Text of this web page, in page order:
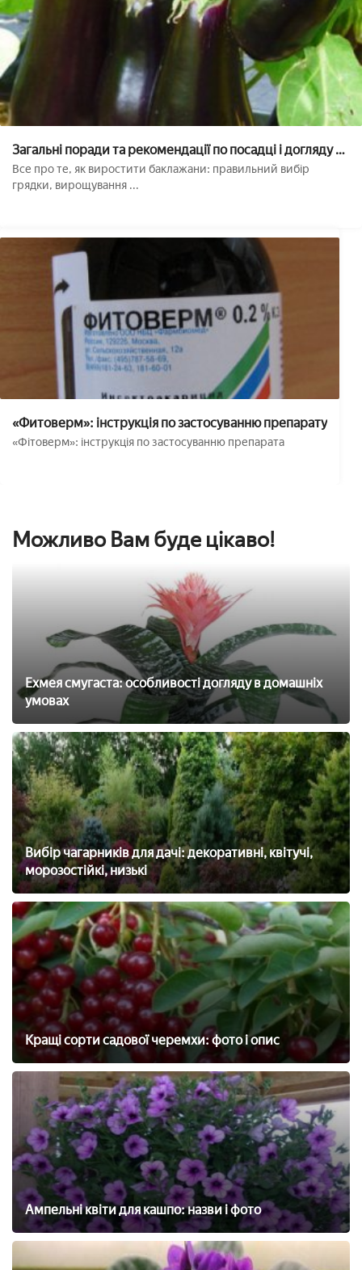
Загальні поради та рекомендації по посадці і догляду за
баклажанами у відкритому грунті
Все про те, як виростити баклажани: правильний вибір
грядки, вирощування ...
«Фитоверм»: інструкція по застосуванню препарату
«Фітоверм»: інструкція по застосуванню препарата
Можливо Вам буде цікаво!
Ехмея смугаста: особливості догляду в домашніх
умовах
Вибір чагарників для дачі: декоративні, квітучі,
морозостійкі, низькі
Кращі сорти садової черемхи: фото і опис
Ампельні квіти для кашпо: назви і фото